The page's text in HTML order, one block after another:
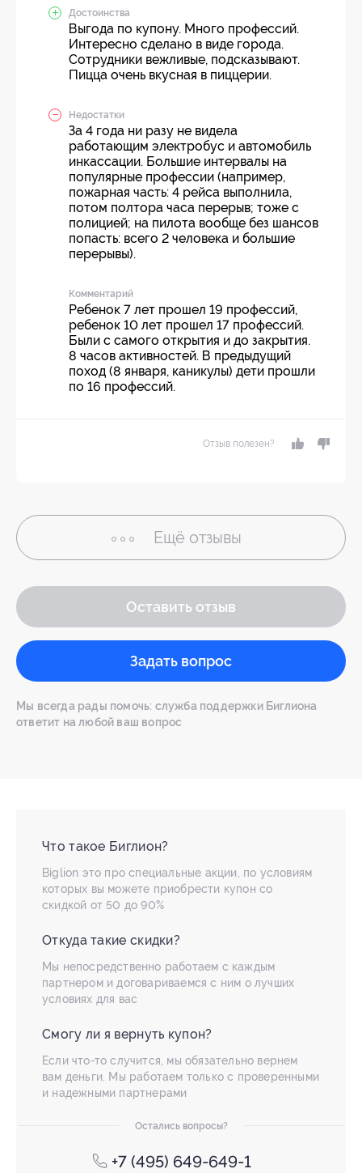
Достоинства
Выгода по купону. Много профессий.
Интересно сделано в виде города.
Сотрудники вежливые, подсказывают.
Пицца очень вкусная в пиццерии.
Недостатки
За 4 года ни разу не видела
работающим электробус и автомобиль
инкассации. Большие интервалы на
популярные профессии (например,
пожарная часть: 4 рейса выполнила,
потом полтора часа перерыв; тоже с
полицией; на пилота вообще без шансов
попасть: всего 2 человека и большие
перерывы).
Комментарий
Ребенок 7 лет прошел 19 профессий,
ребенок 10 лет прошел 17 профессий.
Были с самого открытия и до закрытия.
8 часов активностей. В предыдущий
поход (8 января, каникулы) дети прошли
по 16 профессий.
Отзыв полезен?
Ещё отзывы
Оставить отзыв
Задать вопрос
Мы всегда рады помочь: служба поддержки Биглиона
ответит на любой ваш вопрос
Что такое Биглион?
Biglion это про специальные акции, по условиям
которых вы можете приобрести купон со
скидкой от 50 до 90%
Откуда такие скидки?
Мы непосредственно работаем с каждым
партнером и договариваемся с ним о лучших
условиях для вас
Смогу ли я вернуть купон?
Если что-то случится, мы обязательно вернем
вам деньги. Мы работаем только с проверенными
и надежными партнерами
Остались вопросы?
+7 (495) 649-649-1